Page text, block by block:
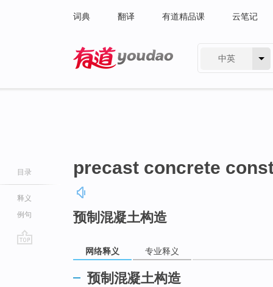
词典 翻译 有道精品课 云笔记
中英
目录
释义
例句
precast concrete
预制混凝土构造
网络释义 专业释义
预制混凝土构造